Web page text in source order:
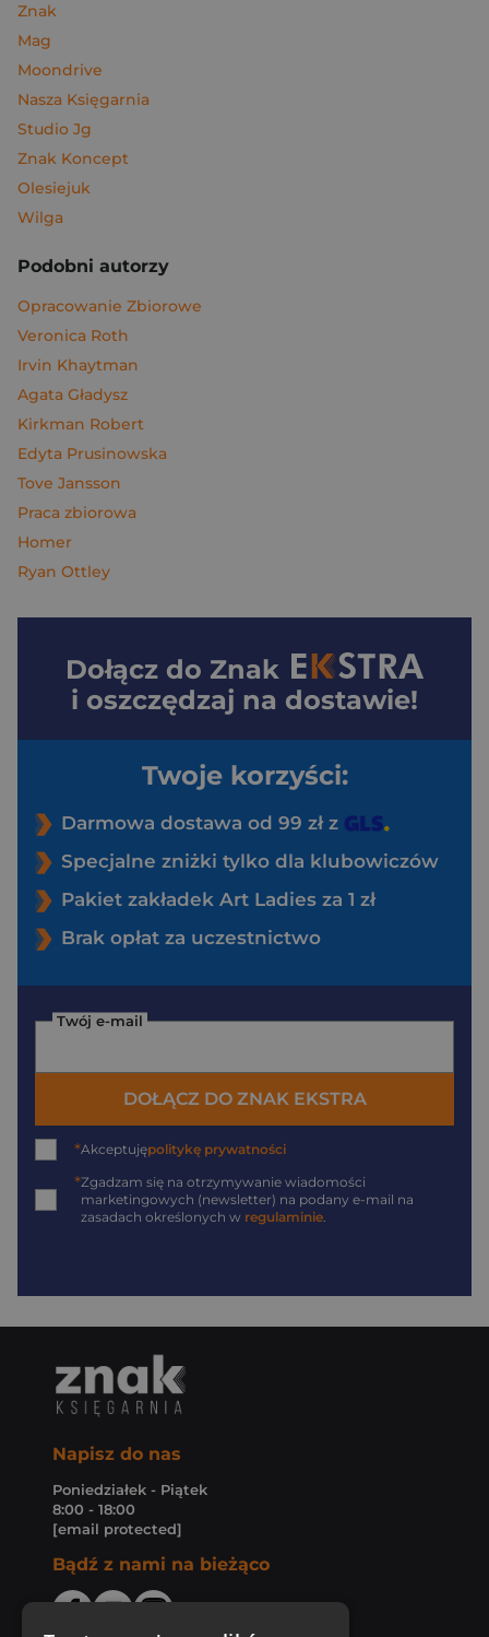
Znak
Mag
Moondrive
Nasza Księgarnia
Studio Jg
Znak Koncept
Olesiejuk
Wilga
Podobni autorzy
Opracowanie Zbiorowe
Veronica Roth
Irvin Khaytman
Agata Gładysz
Kirkman Robert
Edyta Prusinowska
Tove Jansson
Praca zbiorowa
Homer
Ryan Ottley
Dołącz do Znak
i oszczędzaj na dostawie!
Twoje korzyści:
Darmowa dostawa od 99 zł z
Specjalne zniżki tylko dla klubowiczów
Pakiet zakładek Art Ladies za 1 zł
Brak opłat za uczestnictwo
Twój e-mail
DOŁĄCZ DO ZNAK EKSTRA
*Akceptujępolitykę prywatności
*Zgadzam się na otrzymywanie wiadomości
marketingowych (newsletter) na podany e-mail na
zasadach określonych w regulaminie.
Napisz do nas
Poniedziałek - Piątek
8:00 - 18:00
[email protected]
Bądź z nami na bieżąco